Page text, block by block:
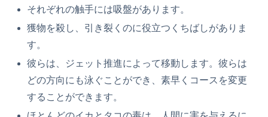
それぞれの触手には吸盤があります。
獲物を殺し、引き裂くのに役立つくちばしがありま
す。
彼らは、ジェット推進によって移動します。彼らは
どの方向にも泳ぐことができ、素早くコースを変更
することができます。